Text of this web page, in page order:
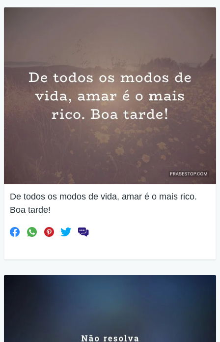
De todos os modos de vida, amar é o mais rico.
Boa tarde!